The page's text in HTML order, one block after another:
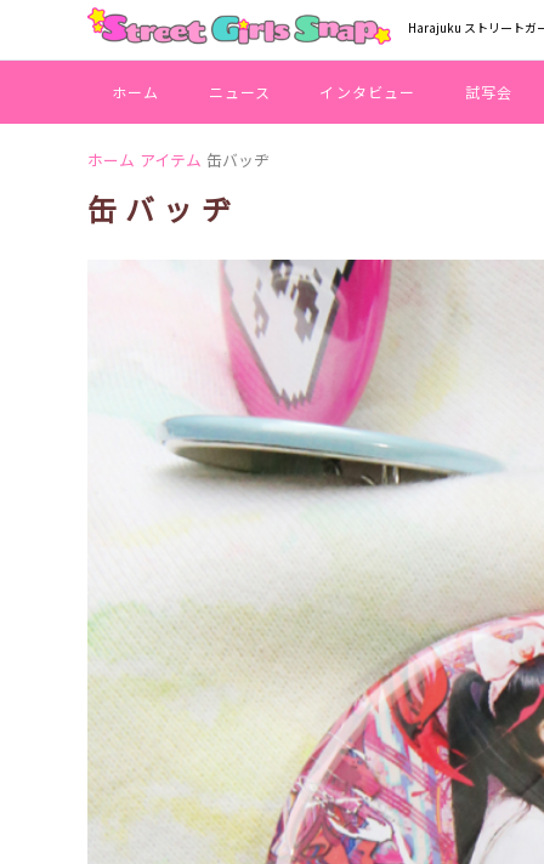
Harajuku ストリートガ
ホーム ニュース インタビュー 試写会
ホーム アイテム 缶バッヂ
缶バッヂ